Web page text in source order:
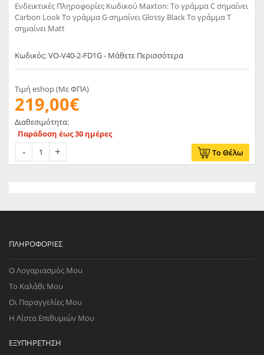
Ενδεικτικές Πληροφορίες Κωδικού Maxton: Το γράμμα C σημαίνει
Carbon Look Το γράμμα G σημαίνει Glossy Black Το γράμμα T
σημαίνει Matt
Κωδικός: VO-V40-2-FD1G - Μάθετε Περισσότερα
Τιμή eshop (Με ΦΠΑ)
219,00€
Διαθεσιμότητα:
Παράδοση έως 30 ημέρες
Το Θέλω
ΠΛΗΡΟΦΟΡΊΕΣ
Ο Λογαριασμός Μου
Το Καλάθι Μου
Οι Παραγγελίες Μου
Η Λίστα Επιθυμιών Μου
ΕΞΥΠΗΡΈΤΗΣΗ